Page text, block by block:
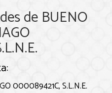
de BUENO
000089421C, S.L.N.E.